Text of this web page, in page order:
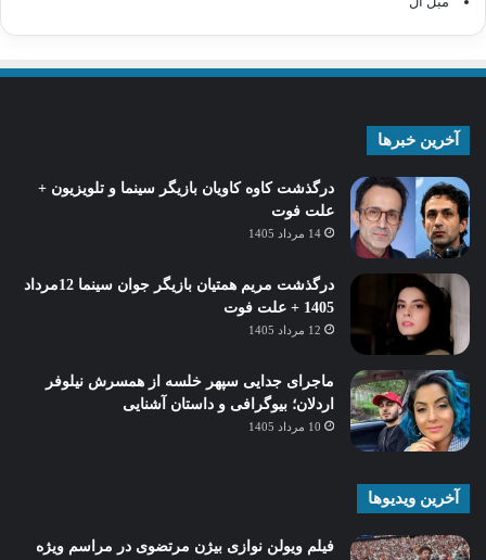
آخرین خبرها
درگذشت کاوه کاویان بازیگر سینما و تلویزیون +
علت فوت
14 مرداد 1405
درگذشت مریم همتیان بازیگر جوان سینما 12مرداد
1405 + علت فوت
12 مرداد 1405
ماجرای جدایی سپهر خلسه از همسرش نیلوفر
اردلان؛ بیوگرافی و داستان آشنایی
10 مرداد 1405
آخرین ویدیوها
فیلم ویولن نوازی بیژن مرتضوی در مراسم ویژه